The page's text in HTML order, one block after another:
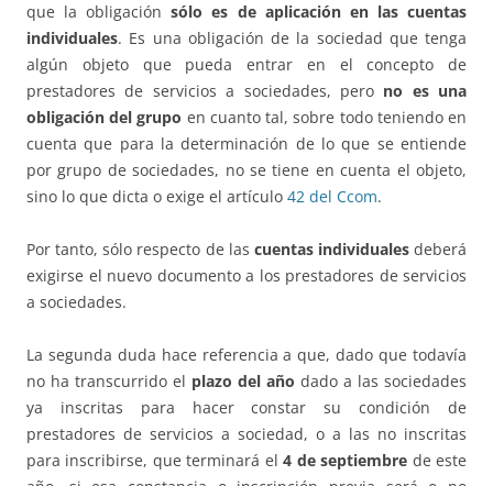
que la obligaciónsólo es de aplicación en las cuentas
individuales. Es una obligación de la sociedad que tenga
algún objeto que pueda entrar en el concepto de
prestadores de servicios a sociedades, pero no es una
obligación del grupo en cuanto tal, sobre todo teniendo en
cuenta que para la determinación de lo que se entiende
por grupo de sociedades, no se tiene en cuenta el objeto,
sino lo que dicta o exige el artículo 42 del Ccom.
Por tanto, sólo respecto de las cuentas individualesdeberá
exigirse el nuevo documento a los prestadores de servicios
a sociedades.
La segunda duda hace referencia a que, dado que todavía
no ha transcurrido el plazo del año dado a las sociedades
ya inscritas para hacer constar su condición de
prestadores de servicios a sociedad, o a las no inscritas
para inscribirse, que terminará el4 de septiembre de este